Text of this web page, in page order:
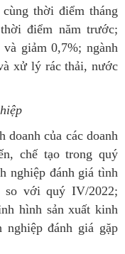
thời điểm tháng
điểm năm trước;
giảm 0,7%; ngành
xử lý rác thải, nước
doanh của các doanh
chế tạo trong quý
nghiệp đánh giá tình
so với quý IV/2022;
hình sản xuất kinh
nghiệp đánh giá gặp